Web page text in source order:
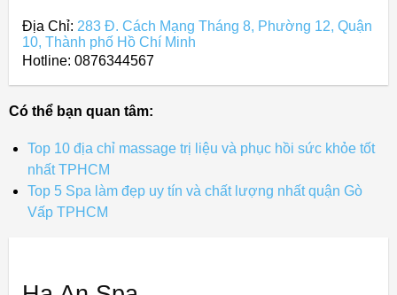
Địa Chỉ: 283 Đ. Cách Mạng Tháng 8, Phường 12, Quận
10, Thành phố Hồ Chí Minh
Hotline: 0876344567
Có thể bạn quan tâm:
Top 10 địa chỉ massage trị liệu và phục hồi sức khỏe tốt
nhất TPHCM
Top 5 Spa làm đẹp uy tín và chất lượng nhất quận Gò
Vấp TPHCM